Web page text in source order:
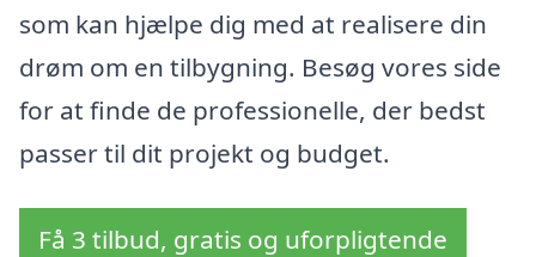
som kan hjælpe dig med at realisere din
drøm om en tilbygning. Besøg vores side
for at finde de professionelle, der bedst
passer til dit projekt og budget.
Få 3 tilbud, gratis og uforpligtende